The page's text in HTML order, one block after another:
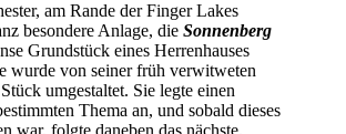
am Rande der Finger Lakes
besondere Anlage, die Sonnenberg
Grundstück eines Herrenhauses
wurde von seiner früh verwitweten
umgestaltet. Sie legte einen
Thema an, und sobald dieses
war, folgte daneben das nächste.